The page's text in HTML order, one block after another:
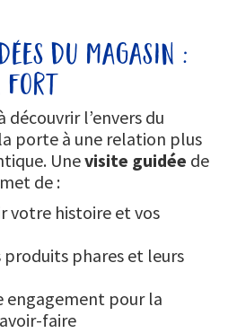
du magasin :
fort
l’envers du
porte à une relation plus
Unevisite guidée de
de :
votre histoire et vos
produits phares et leurs
engagement pour la
faire